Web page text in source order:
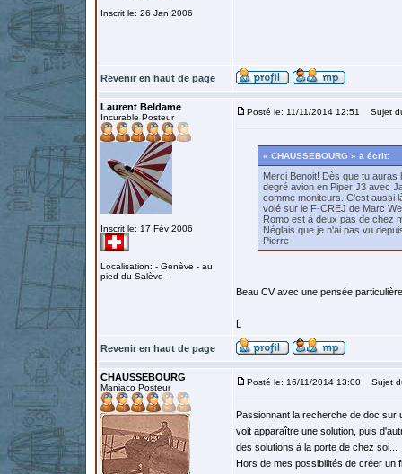
Inscrit le: 26 Jan 2006
Revenir en haut de page
Laurent Beldame
Incurable Posteur
Inscrit le: 17 Fév 2006
Localisation: - Genève - au
pied du Salève -
Posté le: 11/11/2014 12:51 Sujet
« CHAUSSEBOURG » a écrit:
Merci Benoit! Dès que tu
degré avion en Piper J3 avec
comme moniteurs. C'est aussi
volé sur le F-CREJ de Marc
Romo est à deux pas de chez
Néglais que je n'ai pas vu
Pierre
Beau CV avec une pensée
L
Revenir en haut de page
CHAUSSEBOURG
Maniaco Posteur
Posté le: 16/11/2014 13:00 Sujet
Passionnant la recherche de doc sur
voit apparaître une solution, puis
des solutions à la porte de chez soi...
Hors de mes possibilités de créer un